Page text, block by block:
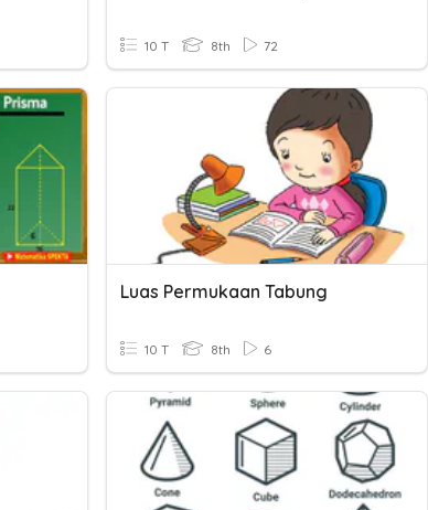
10 T 8th 72
Luas Permukaan Tabung
10 T 8th 6